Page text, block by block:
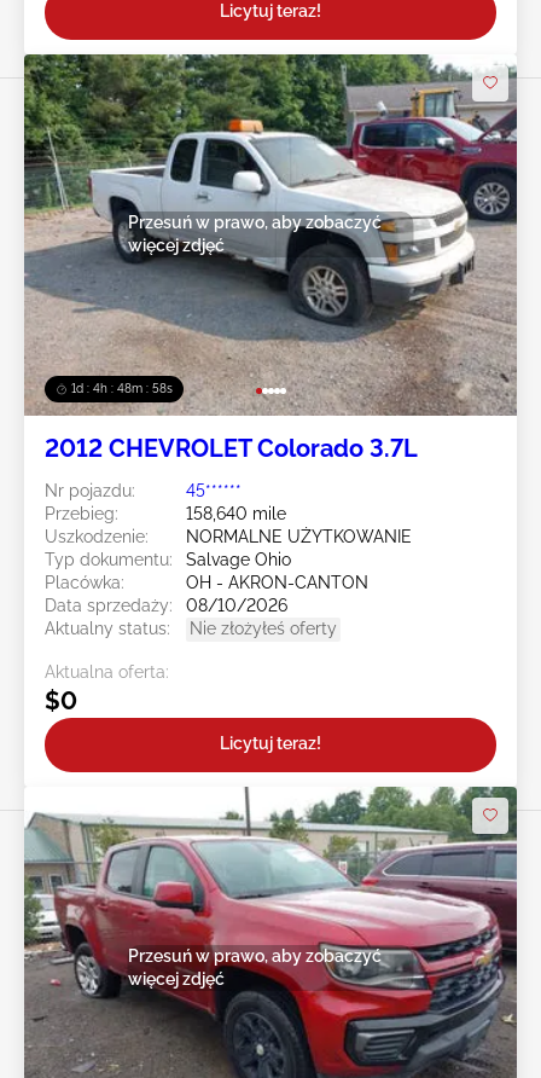
Licytuj teraz!
1d : 4h : 48m : 55s
Przesuń w prawo, aby zobaczyć
więcej zdjęć
2012 CHEVROLET Colorado 3.7L
Nr pojazdu:
45******
Przebieg:
158,640 mile
Uszkodzenie:
NORMALNE UŻYTKOWANIE
Typ dokumentu:
Salvage Ohio
Placówka:
OH - AKRON-CANTON
Data sprzedaży:
08/10/2026
Aktualny status:
Nie złożyłeś oferty
Aktualna oferta:
$0
Licytuj teraz!
Przesuń w prawo, aby zobaczyć
więcej zdjęć